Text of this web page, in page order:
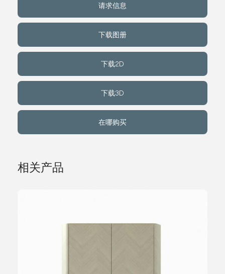
请求信息
下载图册
下载2D
下载3D
在哪购买
相关产品